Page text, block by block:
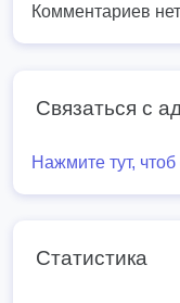
Комментариев нет
Связаться с
Нажмите тут,
Статистика